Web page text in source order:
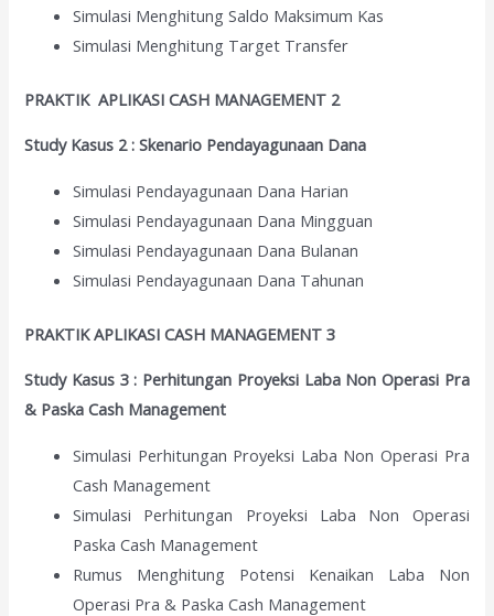
Simulasi Menghitung Saldo Maksimum Kas
Simulasi Menghitung Target Transfer
PRAKTIK APLIKASI CASH MANAGEMENT 2
Study Kasus 2 : Skenario Pendayagunaan Dana
Simulasi Pendayagunaan Dana Harian
Simulasi Pendayagunaan Dana Mingguan
Simulasi Pendayagunaan Dana Bulanan
Simulasi Pendayagunaan Dana Tahunan
PRAKTIK APLIKASI CASH MANAGEMENT 3
Study Kasus 3 : Perhitungan Proyeksi Laba Non Operasi Pra
& Paska Cash Management
Simulasi Perhitungan Proyeksi Laba Non Operasi Pra
Cash Management
Simulasi Perhitungan Proyeksi Laba Non Operasi
Paska Cash Management
Rumus Menghitung Potensi Kenaikan Laba Non
Operasi Pra & Paska Cash Management